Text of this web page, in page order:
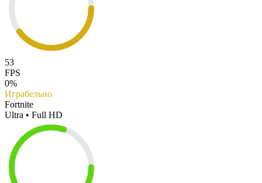
53
FPS
0%
Играбельно
Fortnite
Ultra • Full HD